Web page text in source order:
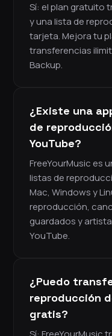
Sí: el plan gratuito
y una lista de
tarjeta. Mejora tu
transferencias
Backup.
¿Existe una
de
YouTube?
FreeYourMusic es
listas de
Mac, Windows y
reproducción,
guardados y
YouTube.
¿Puedo
reproducción
gratis?